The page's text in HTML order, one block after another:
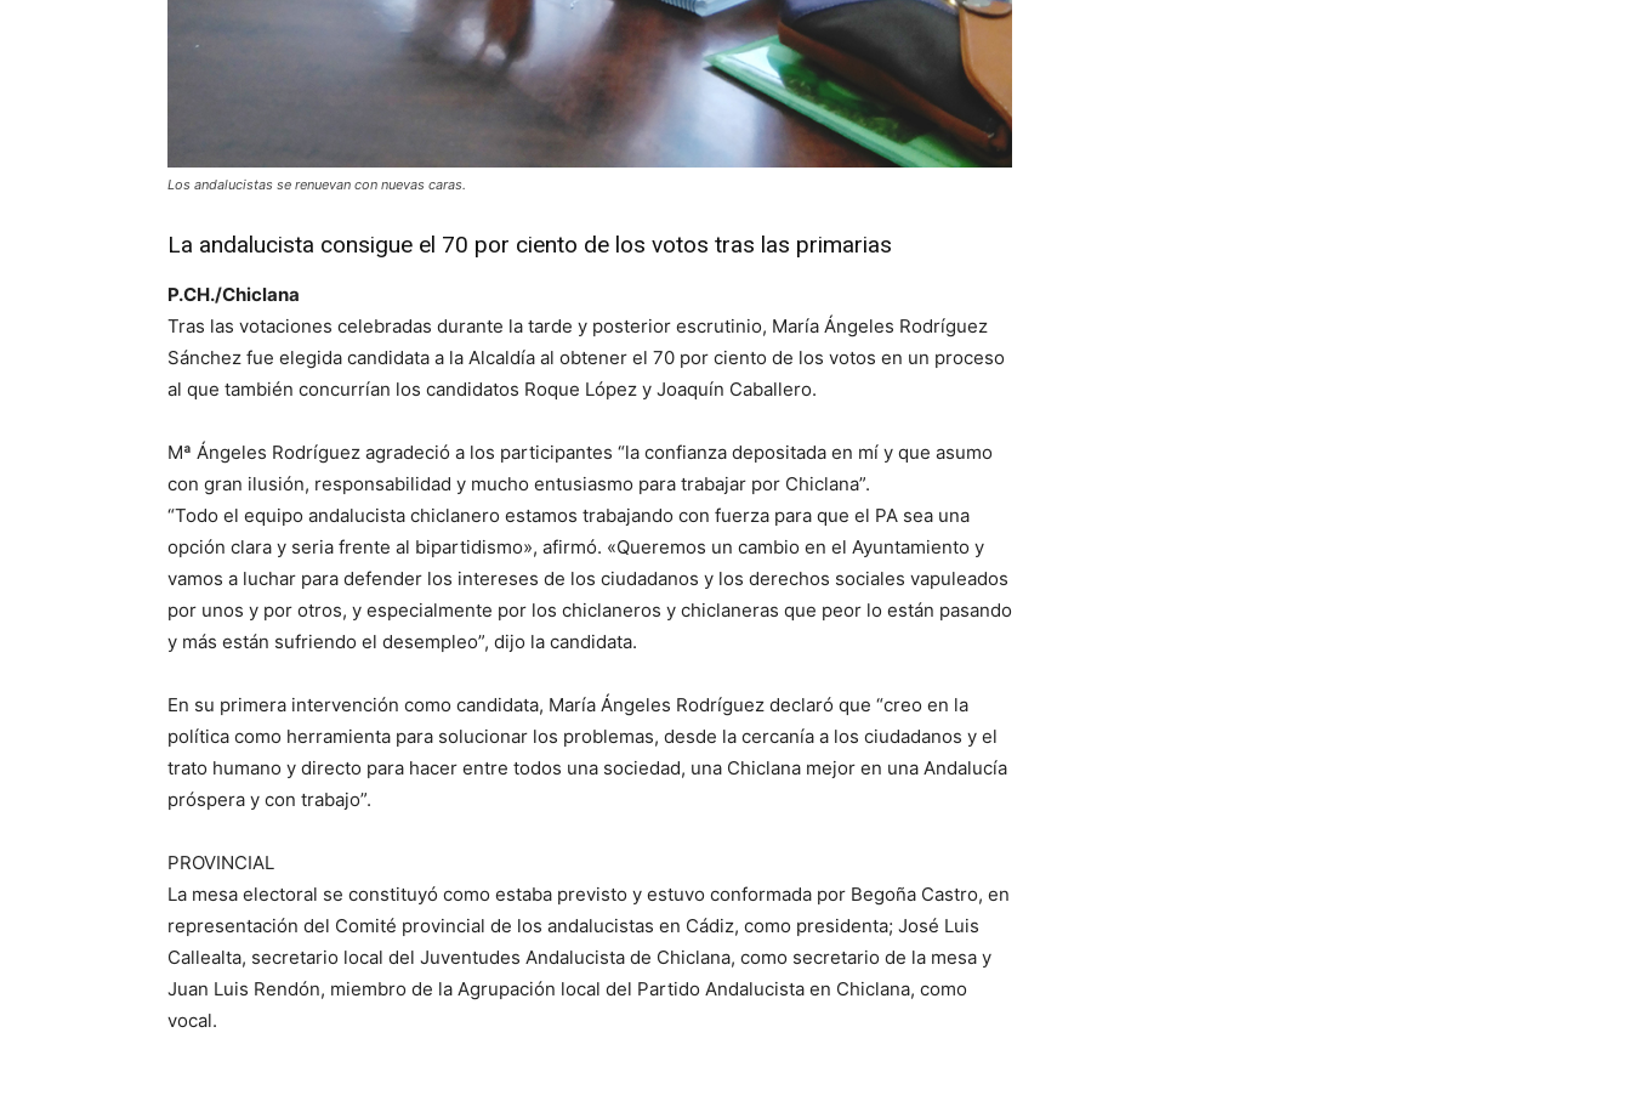
Los andalucistas se renuevan con nuevas caras.
La andalucista consigue el 70 por ciento de los votos tras las primarias
P.CH./Chiclana
Tras las votaciones celebradas durante la tarde y posterior escrutinio, María Ángeles Rodríguez
Sánchez fue elegida candidata a la Alcaldía al obtener el 70 por ciento de los votos en un proceso
al que también concurrían los candidatos Roque López y Joaquín Caballero.
Mª Ángeles Rodríguez agradeció a los participantes “la confianza depositada en mí y que asumo
con gran ilusión, responsabilidad y mucho entusiasmo para trabajar por Chiclana”.
“Todo el equipo andalucista chiclanero estamos trabajando con fuerza para que el PA sea una
opción clara y seria frente al bipartidismo», afirmó. «Queremos un cambio en el Ayuntamiento y
vamos a luchar para defender los intereses de los ciudadanos y los derechos sociales vapuleados
por unos y por otros, y especialmente por los chiclaneros y chiclaneras que peor lo están pasando
y más están sufriendo el desempleo”, dijo la candidata.
En su primera intervención como candidata, María Ángeles Rodríguez declaró que “creo en la
política como herramienta para solucionar los problemas, desde la cercanía a los ciudadanos y el
trato humano y directo para hacer entre todos una sociedad, una Chiclana mejor en una Andalucía
próspera y con trabajo”.
PROVINCIAL
La mesa electoral se constituyó como estaba previsto y estuvo conformada por Begoña Castro, en
representación del Comité provincial de los andalucistas en Cádiz, como presidenta; José Luis
Callealta, secretario local del Juventudes Andalucista de Chiclana, como secretario de la mesa y
Juan Luis Rendón, miembro de la Agrupación local del Partido Andalucista en Chiclana, como
vocal.